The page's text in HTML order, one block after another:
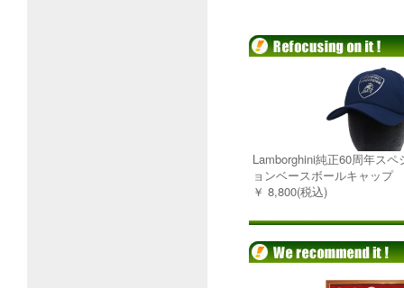
Lamborghini純正60周年ス
ョンベースボールキャップ
￥ 8,800(税込)